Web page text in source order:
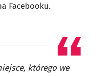
Facebooku.
którego we